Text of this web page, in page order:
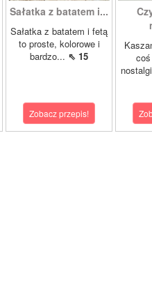
Sałatka z batatem i...
Sałatka z batatem i fetą
to proste, kolorowe i
bardzo... ⇖ 15
Zobacz przepis!